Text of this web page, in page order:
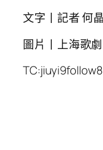
文字丨記者 何晶
圖片丨上海歌
TC:jiuyi9follow8